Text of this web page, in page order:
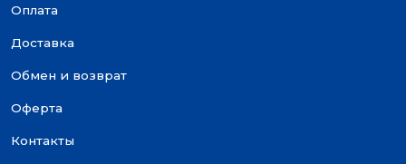
Оплата
Доставка
Обмен и возврат
Оферта
Контакты